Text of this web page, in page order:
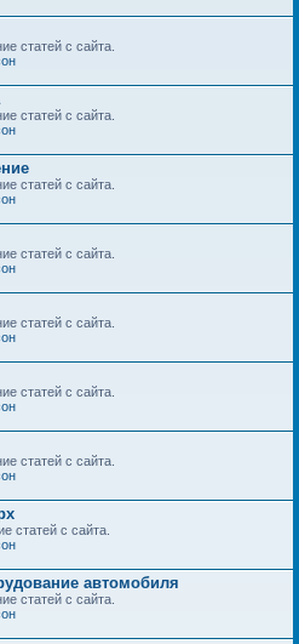
статей с сайта.
статей с сайта.
статей с сайта.
статей с сайта.
статей с сайта.
статей с сайта.
статей с сайта.
статей с сайта.
автомобиля
статей с сайта.